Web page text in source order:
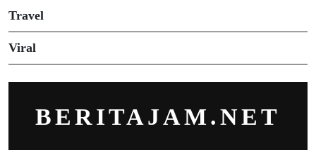
Travel
Viral
BERITAJAM.NET